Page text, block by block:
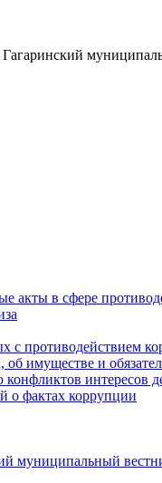
акты в сфере
с противодействием
об имуществе и
интересов
о фактах коррупции
муниципальный